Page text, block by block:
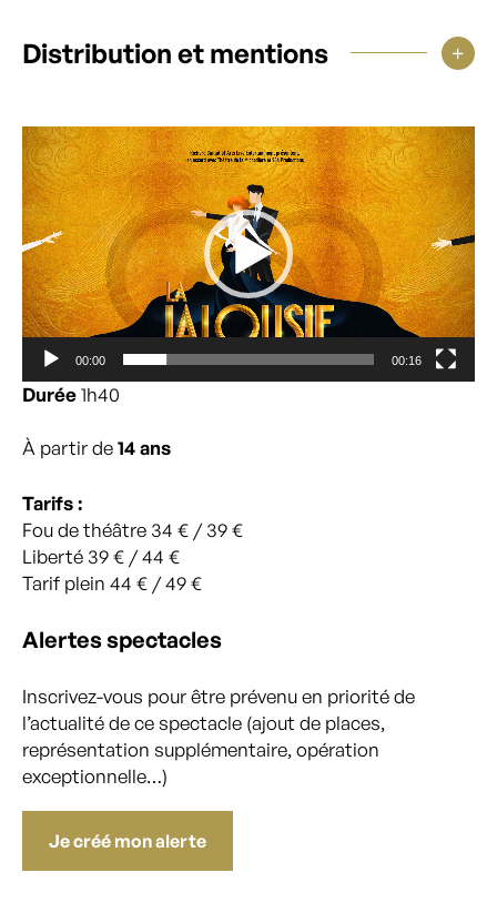
Distribution et mentions
Lecteur
vidéo
00:00 00:16
Durée1h40
À partir de14 ans
Tarifs :
Fou de théâtre 34 € / 39 €
Liberté 39 € / 44 €
Tarif plein 44 € / 49 €
Alertes spectacles
Inscrivez-vous pour être prévenu en priorité de
l’actualité de ce spectacle (ajout de places,
représentation supplémentaire, opération
exceptionnelle…)
Je créé mon alerte